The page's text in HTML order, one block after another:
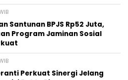
Santunan BPJS Rp52 Juta,
Program Jaminan Sosial
Perkuat Sinergi Jelang